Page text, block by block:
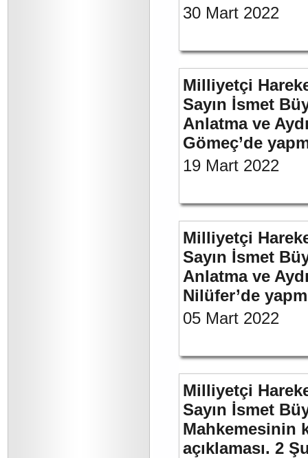
30 Mart 2022
Milliyetçi
Sayın İsmet
Anlatma ve
Gömeç’de
19 Mart 2022
Milliyetçi
Sayın İsmet
Anlatma ve
Nilüfer’de
05 Mart 2022
Milliyetçi
Sayın İsmet
Mahkemesinin
açıklaması. 2